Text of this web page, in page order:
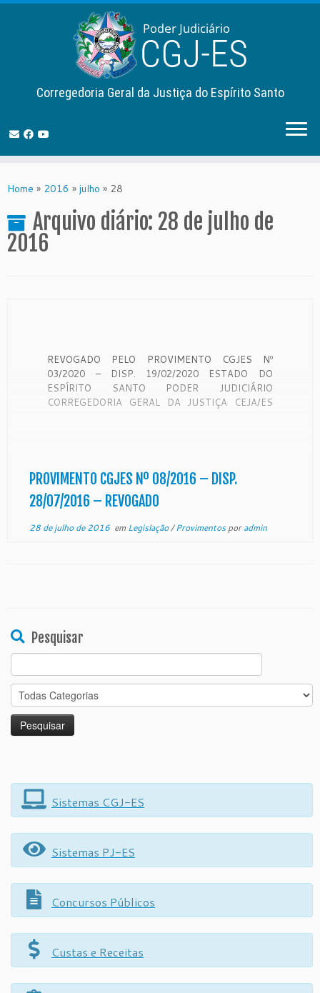
to
Corregedoria Geral da Justiça do Espírito Santo
Home » 2016 » julho » 28
Arquivo diário: 28 de julho de
2016
REVOGADO PELO PROVIMENTO CGJES Nº
03/2020 – DISP. 19/02/2020 ESTADO DO
ESPÍRITO SANTO PODER JUDICIÁRIO
CORREGEDORIA GERAL DA JUSTIÇA CEJA/ES
Justiça do Estado do Espírito Santo, no uso […]
PROVIMENTO CGJES Nº 08/2016 – DISP.
28/07/2016 – REVOGADO
28 de julho de 2016em Legislação/Provimentosporadmin
Pesquisar
for:
Sistemas CGJ-ES
Sistemas PJ-ES
Concursos Públicos
Custas e Receitas